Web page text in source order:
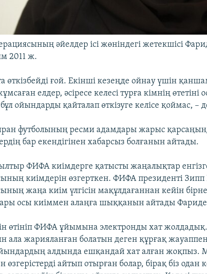
әйелдер ісі жөніндегі жетекшісі
2011 ж.
өткізбейді ғой. Екінші кезеңде ойнау үшін
елдер, әсіресе келесі турға кімнің өтетіні
ойындарды қайталап өткізуге келісе қоймас, –
футболының ресми адамдары жарыс
бар екендігінен хабарсыз болғанын айтады.
ФИФА киімдерге қатысты жаңалықтар
киімдерін өзгерткен. ФИФА президенті Зипп
жаңа киім үлгісін мақұлдағаннан кейін
осы киіммен алаңға шыққанын айтады
өтініп ФИФА ұйымына электронды хат
ала жарияланған болатын деген құрғақ
алдында ешқандай хат алған жоқпыз.
өзгерістерді айтып отырған болар, бірақ біз одан